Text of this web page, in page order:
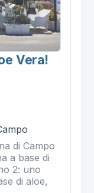
Vera!
di Campo
a base di
2: uno
di aloe,